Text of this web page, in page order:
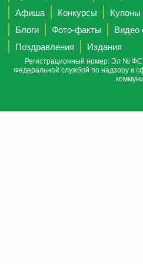
Афиша
Конкурсы Купоны
Блоги
Фото-факты
Видео
Поздравления
Издания
Регистрационный номер: Эл №
Федеральной службой по надзору в